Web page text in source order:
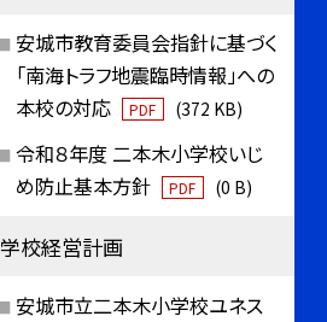
安城市教育委員会指針に基づく
「南海トラフ地震臨時情報」への
本校の対応
PDF (372 KB)
令和８年度 二本木小学校いじ
め防止基本方針
PDF (0 B)
学校経営計画
安城市立二本木小学校ユネス